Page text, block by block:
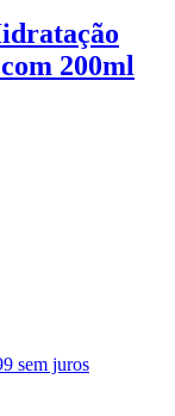
200ml
sem juros